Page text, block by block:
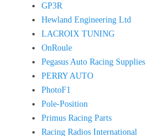
GP3R
Hewland Engineering Ltd
LACROIX TUNING
OnRoule
Pegasus Auto Racing Supplies
PERRY AUTO
PhotoF1
Pole-Position
Primus Racing Parts
Racing Radios International